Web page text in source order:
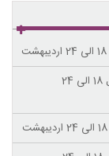
برنامه مطالعه درسی پایه دوازدهم رشته ریاضی متعادل 18 الی 24